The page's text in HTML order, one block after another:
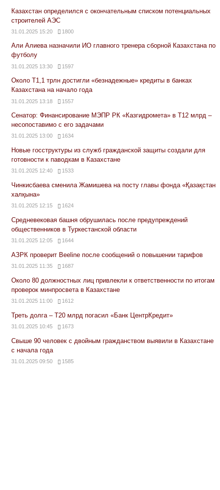
Казахстан определился с окончательным списком потенциальных
строителей АЭС
31.01.2025 15:20 1800
Али Алиева назначили ИО главного тренера сборной Казахстана по
футболу
31.01.2025 13:30 1597
Около Т1,1 трлн достигли «безнадежные» кредиты в банках
Казахстана на начало года
31.01.2025 13:18 1557
Сенатор: Финансирование МЭПР РК «Казгидромета» в Т12 млрд –
несопоставимо с его задачами
31.01.2025 13:00 1634
Новые госструктуры из служб гражданской защиты создали для
готовности к паводкам в Казахстане
31.01.2025 12:40 1533
Чинкисбаева сменила Жамишева на посту главы фонда «Қазақстан
халқына»
31.01.2025 12:15 1624
Средневековая башня обрушилась после предупреждений
общественников в Туркестанской области
31.01.2025 12:05 1644
АЗРК проверит Beeline после сообщений о повышении тарифов
31.01.2025 11:35 1687
Около 80 должностных лиц привлекли к ответственности по итогам
проверок минпросвета в Казахстане
31.01.2025 11:00 1612
Треть долга – Т20 млрд погасил «Банк ЦентрКредит»
31.01.2025 10:45 1673
Свыше 90 человек с двойным гражданством выявили в Казахстане
с начала года
31.01.2025 09:50 1585